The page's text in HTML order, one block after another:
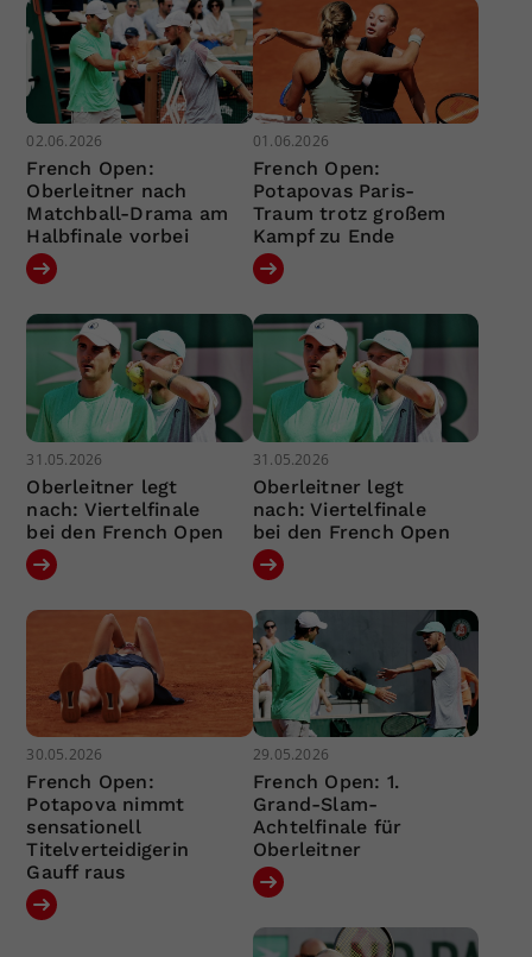
02.06.2026
French Open:
Oberleitner nach
Matchball-Drama am
Halbfinale vorbei
01.06.2026
French Open:
Potapovas Paris-
Traum trotz großem
Kampf zu Ende
31.05.2026
Oberleitner legt
nach: Viertelfinale
bei den French Open
31.05.2026
Oberleitner legt
nach: Viertelfinale
bei den French Open
30.05.2026
French Open:
Potapova nimmt
sensationell
Titelverteidigerin
Gauff raus
29.05.2026
French Open: 1.
Grand-Slam-
Achtelfinale für
Oberleitner